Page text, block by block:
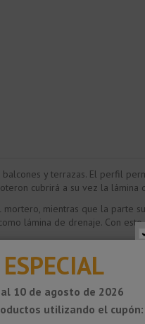
y terrazas. El perfil
cubrirá a su vez la lámina
mientras que la parte
lámina de drenaje. Con
de la altura del canto
temperatura. En la imagen
10 de agosto de 2026
utilizando el cupón: